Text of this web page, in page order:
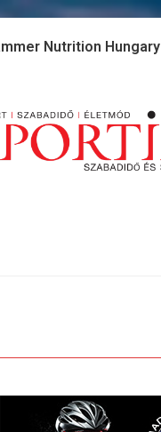
Nutrition Hungary